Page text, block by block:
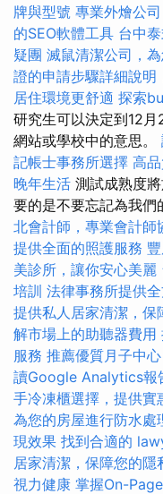
牌與型號 專業外燴公
的SEO軟體工具 台中
疑團 滅鼠清潔公司，
證的申請步驟詳細說明
居住環境更舒適 探索
研究生可以決定到12
網站或學校中的意思。
記帳士事務所選擇 高
晚年生活 測試成熟度
要的是不要忘記為我們
北會計師，專業會計師
提供全面的照護服務
美診所，讓你安心美麗
培訓 法律事務所提供
提供私人居家清潔，保
解市場上的助聽器費用
服務 推薦優質月子中
讀Google Analytics報
手冷凍櫃選擇，提供實
為您的房屋進行防水處
現效果 找到合適的
居家清潔，保障您的隱
視力健康 掌握On-